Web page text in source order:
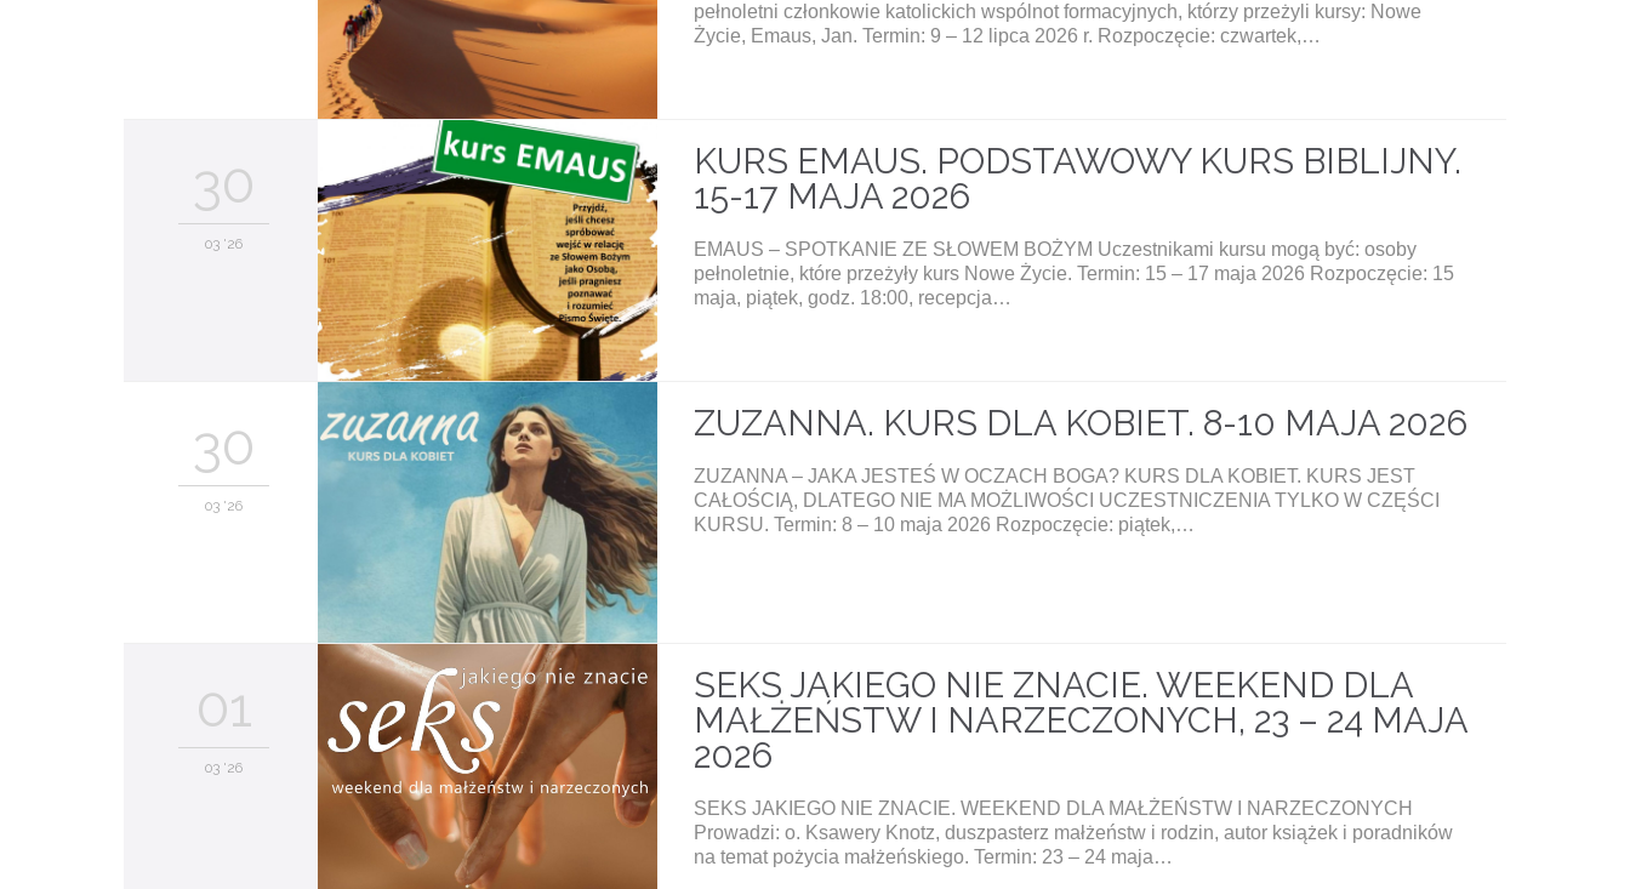
pełnoletni członkowie katolickich wspólnot formacyjnych, którzy przeżyli kursy: Nowe
Życie, Emaus, Jan. Termin: 9 – 12 lipca 2026 r. Rozpoczęcie: czwartek,…
30
03 '26
KURS EMAUS. PODSTAWOWY KURS BIBLIJNY.
15-17 MAJA 2026
EMAUS – SPOTKANIE ZE SŁOWEM BOŻYM Uczestnikami kursu mogą być: osoby
pełnoletnie, które przeżyły kurs Nowe Życie. Termin: 15 – 17 maja 2026 Rozpoczęcie: 15
maja, piątek, godz. 18:00, recepcja…
30
03 '26
ZUZANNA. KURS DLA KOBIET. 8-10 MAJA 2026
ZUZANNA – JAKA JESTEŚ W OCZACH BOGA? KURS DLA KOBIET. KURS JEST
CAŁOŚCIĄ, DLATEGO NIE MA MOŻLIWOŚCI UCZESTNICZENIA TYLKO W CZĘŚCI
KURSU. Termin: 8 – 10 maja 2026 Rozpoczęcie: piątek,…
01
03 '26
SEKS JAKIEGO NIE ZNACIE. WEEKEND DLA
MAŁŻEŃSTW I NARZECZONYCH, 23 – 24 MAJA
2026
SEKS JAKIEGO NIE ZNACIE. WEEKEND DLA MAŁŻEŃSTW I NARZECZONYCH
Prowadzi: o. Ksawery Knotz, duszpasterz małżeństw i rodzin, autor książek i poradników
na temat pożycia małżeńskiego. Termin: 23 – 24 maja…